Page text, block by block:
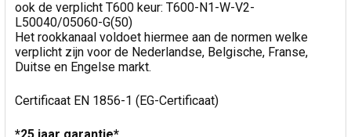
ook de verplicht T600 keur: T600-N1-W-V2-
L50040/05060-G(50)
Het rookkanaal voldoet hiermee aan de normen welke
verplicht zijn voor de Nederlandse, Belgische, Franse,
Duitse en Engelse markt.
Certificaat EN 1856-1 (EG-Certificaat)
*25 jaar garantie*